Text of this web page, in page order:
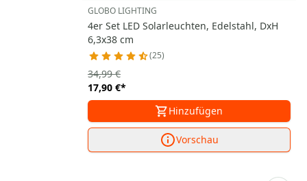
GLOBO LIGHTING
4er Set LED Solarleuchten, Edelstahl, DxH
6,3x38 cm
25
17,90 €*
34,99 €
Hinzufügen
Vorschau